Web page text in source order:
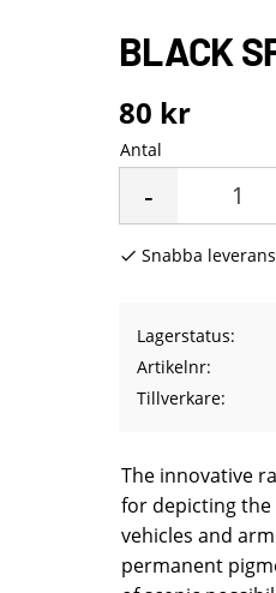
BLACK
80 kr
Antal
-
Snabba
Lagerstatus
Artikelnr
Tillverkare
The innovative
for depicting the
vehicles and
permanent